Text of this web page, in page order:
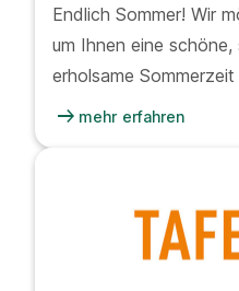
Endlich Sommer! Wir
um Ihnen eine
erholsame
arrow_right_alt mehr erfahren